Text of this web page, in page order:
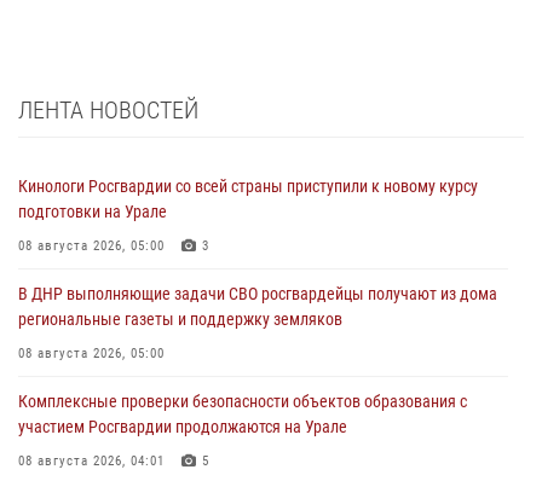
ЛЕНТА НОВОСТЕЙ
Кинологи Росгвардии со всей страны приступили к новому курсу
подготовки на Урале
08 августа 2026, 05:00 3
В ДНР выполняющие задачи СВО росгвардейцы получают из дома
региональные газеты и поддержку земляков
08 августа 2026, 05:00
Комплексные проверки безопасности объектов образования с
участием Росгвардии продолжаются на Урале
08 августа 2026, 04:01 5